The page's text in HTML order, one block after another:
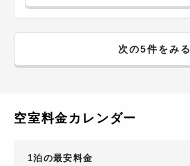
次の5件をみる
空室料金カレンダー
1泊の最安料金